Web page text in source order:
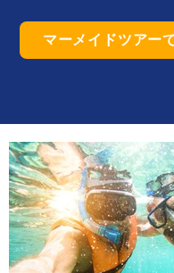
マーメイドツアー